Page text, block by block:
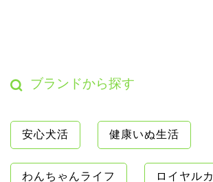
ブランドから探す
安心犬活 健康いぬ生活
わんちゃんライフ ロイヤル